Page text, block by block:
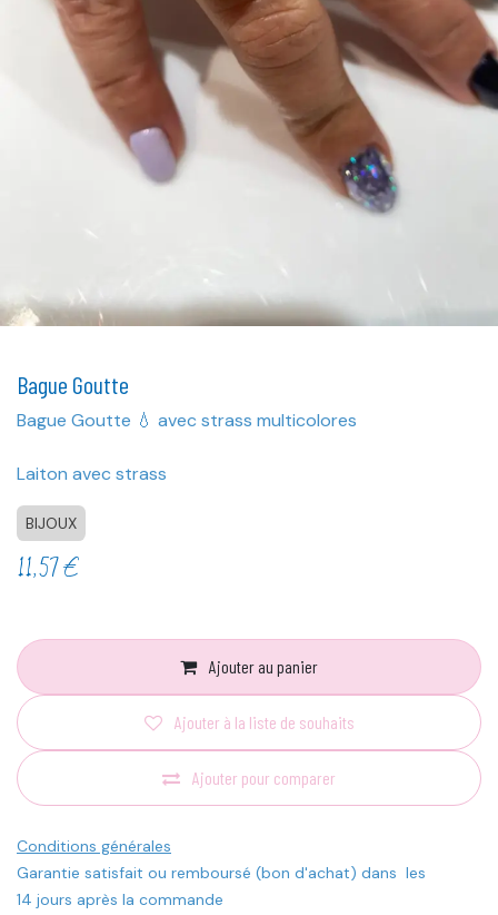
Bague Goutte
Bague Goutte 💧 avec strass multicolores
Laiton avec strass
BIJOUX
11,57€
Ajouter au panier
Ajouter pour comparer
Ajouter à la liste de souhaits
Conditions générales
Garantie satisfait ou remboursé (bon d'achat) dans les
14 jours après la commande